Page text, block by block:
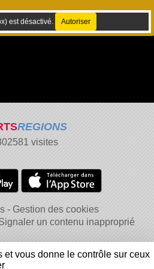
est désactivé. Autoriser
REGIONS
visites
Gestion des cookies
un contenu inapproprié
vous donne le contrôle sur ceux